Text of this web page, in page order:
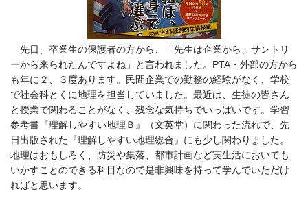
先日、卒業生の保護者の方から、「先生は企業から、サントリ
ーから来られたんですよね」と言われました。PTA・外部の方から
も年に２、３度あります。民間企業での勤務の経験がなく、学校
で社会科とくに地理を担当していました。最近は、 生徒の皆さん
と授業で関わることがなく、残念な気持ちでいっぱいです。 学習
参考書『理解しやすい地理Ｂ』（文英堂）に関わった流れで、先
日出版された『理解しやすい地理総合』にも少し関わりました。
地理はおもしろく、防災や集落、都市計画など実生活においても
いかすことのできる科目なので是非興味を持って学んでいただけ
ればと思います。